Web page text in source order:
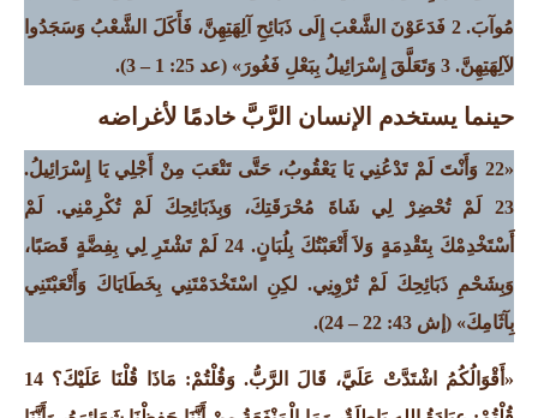
مُوآبَ. 2 فَدَعَوْنَ الشَّعْبَ إِلَى ذَبَائِحِ آلِهَتِهِنَّ، فَأَكَلَ الشَّعْبُ وَسَجَدُوا
لآلِهَتِهِنَّ. 3 وَتَعَلَّقَ إِسْرَائِيلُ بِبَعْلِ فَغُورَ»
(عد 25: 1 – 3).
حينما يستخدم الإنسان الرَّبَّ خادمًا لأغراضه
«22 وَأَنْتَ لَمْ تَدْعُنِي يَا يَعْقُوبُ، حَتَّى تَتْعَبَ مِنْ أَجْلِي يَا إِسْرَائِيلُ.
23 لَمْ تُحْضِرْ لِي شَاةَ مُحْرَقَتِكَ، وَبِذَبَائِحِكَ لَمْ تُكْرِمْنِي.
لَمْ
أَسْتَخْدِمْكَ
بِتَقْدِمَةٍ وَلاَ أَتْعَبْتُكَ بِلُبَانٍ. 24 لَمْ تَشْتَرِ لِي بِفِضَّةٍ قَصَبًا،
وَبِشَحْمِ ذَبَائِحِكَ لَمْ تُرْوِنِي. لكِنِ اسْتَخْدَمْتَنِي بِخَطَايَاكَ وَأَتْعَبْتَنِي
بِآثَامِكَ» (إش 43: 22 – 24).
«أَقْوَالُكُمُ اشْتَدَّتْ عَلَيَّ، قَالَ الرَّبُّ. وَقُلْتُمْ: مَاذَا قُلْنَا عَلَيْكَ؟ 14